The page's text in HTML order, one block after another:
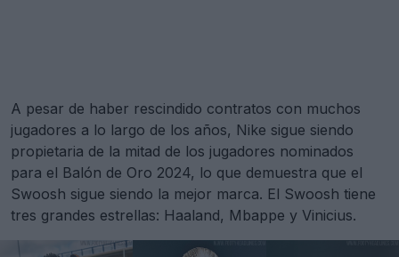
A pesar de haber rescindido contratos con muchos
jugadores a lo largo de los años, Nike sigue siendo
propietaria de la mitad de los jugadores nominados
para el Balón de Oro 2024, lo que demuestra que el
Swoosh sigue siendo la mejor marca. El Swoosh tiene
tres grandes estrellas: Haaland, Mbappe y Vinicius.